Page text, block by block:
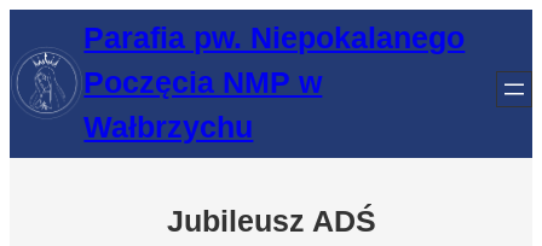
treści
Parafia pw. Niepokalanego
Poczęcia NMP w
Wałbrzychu
Jubileusz ADŚ